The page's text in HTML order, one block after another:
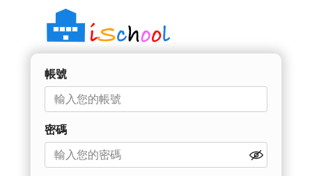
帳號
密碼